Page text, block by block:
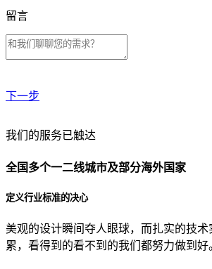
留言
下一步
贵公司预算范围是？
贵公司的团队规模是？
目前主要的营销渠道是？
我们的服务已触达
全国多个一二线城市及部分海外国家
定义行业标准的决心
美观的设计瞬间夺人眼球，而扎实的技
累，看得到的看不到的我们都努力做到好